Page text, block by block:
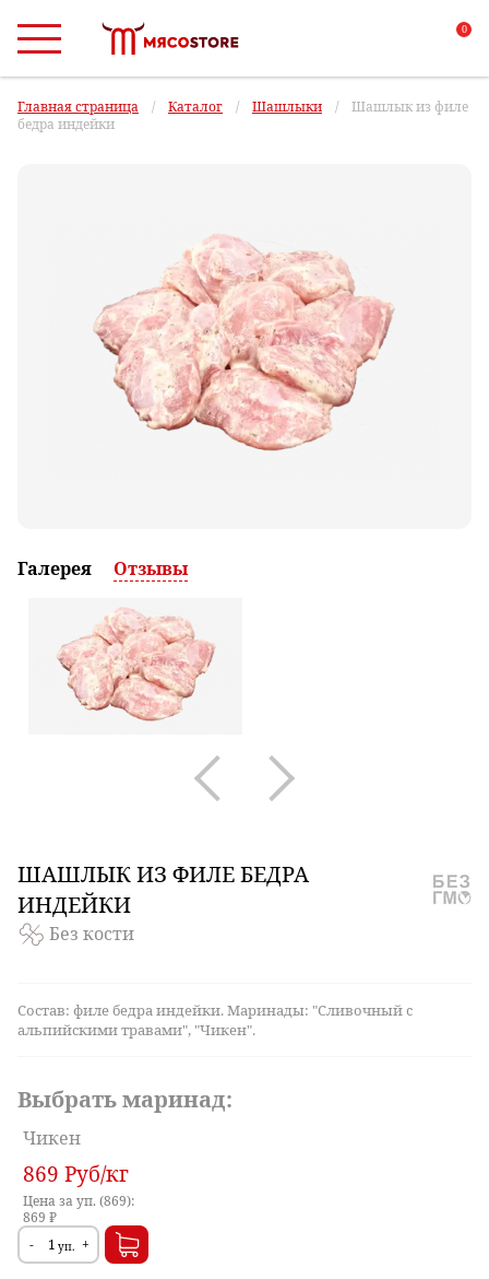
0
Главная страница / Каталог / Шашлыки / Шашлык из филе
бедра индейки
Галерея Отзывы
ШАШЛЫКИЗ ФИЛЕ БЕДРА
ИНДЕЙКИ
Без кости
Состав: филе бедра индейки. Маринады: "Сливочный с
альпийскими травами", "Чикен".
Выбрать маринад:
Чикен
869 Руб/кг
Цена за уп. (869):
869 ₽
-
+
уп.